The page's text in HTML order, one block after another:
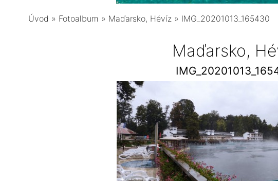
Úvod » Fotoalbum » Maďarsko, Hévíz » IMG_20201013_165430
Maďarsko,